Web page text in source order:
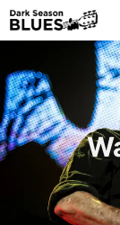
Ga
naar
inhoud